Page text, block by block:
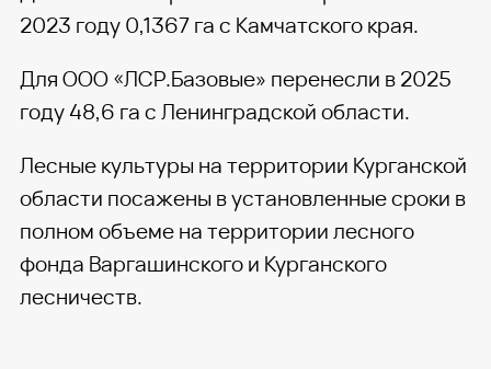
2023 году 0,1367 га с Камчатского края.
Для ООО «ЛСР.Базовые» перенесли в 2025
году 48,6 га с Ленинградской области.
Лесные культуры на территории Курганской
области посажены в установленные сроки в
полном объеме на территории лесного
фонда Варгашинского и Курганского
лесничеств.